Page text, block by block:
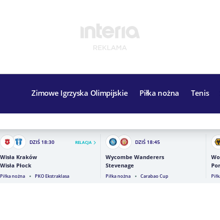
Zimowe Igrzyska Olimpijskie Piłka nożna Tenis
DZIŚ 18:30 RELACJA
Wisła Kraków
Wisła Płock
Piłka nożna PKO Ekstraklasa
DZIŚ 18:45
Wycombe Wanderers
Stevenage
Piłka nożna Carabao Cup